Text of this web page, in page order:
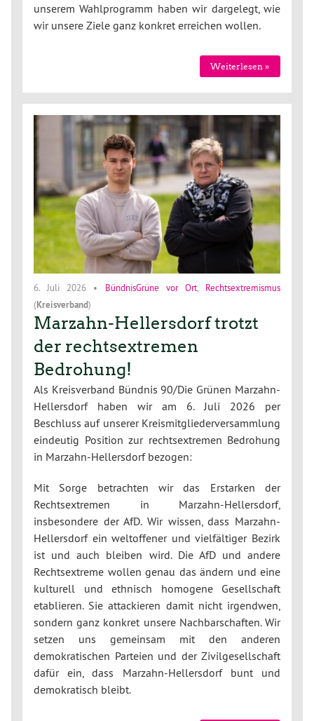
unserem Wahlprogramm haben wir dargelegt, wie
wir unsere Ziele ganz konkret erreichen wollen.
Weiterlesen »
6. Juli 2026 • BündnisGrüne vor Ort, Rechtsextremismus
(Kreisverband)
Marzahn-Hellersdorf trotzt
der rechtsextremen
Bedrohung!
Als Kreisverband Bündnis 90/Die Grünen Marzahn-
Hellersdorf haben wir am 6. Juli 2026 per
Beschluss auf unserer Kreismitgliederversammlung
eindeutig Position zur rechtsextremen Bedrohung
in Marzahn-Hellersdorf bezogen:
Mit Sorge betrachten wir das Erstarken der
Rechtsextremen in Marzahn-Hellersdorf,
insbesondere der AfD. Wir wissen, dass Marzahn-
Hellersdorf ein weltoffener und vielfältiger Bezirk
ist und auch bleiben wird. Die AfD und andere
Rechtsextreme wollen genau das ändern und eine
kulturell und ethnisch homogene Gesellschaft
etablieren. Sie attackieren damit nicht irgendwen,
sondern ganz konkret unsere Nachbarschaften. Wir
setzen uns gemeinsam mit den anderen
demokratischen Parteien und der Zivilgesellschaft
dafür ein, dass Marzahn-Hellersdorf bunt und
demokratisch bleibt.